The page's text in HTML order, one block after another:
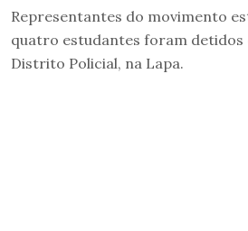
Representantes do movimento
quatro estudantes foram detidos
Distrito Policial, na Lapa.